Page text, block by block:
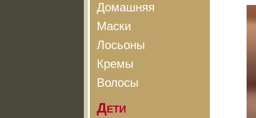
Домашняя
Маски
Лосьоны
Кремы
Волосы
Дети